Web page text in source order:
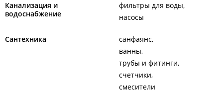
Канализация и
водоснабжение
фильтры для воды
насосы
Сантехника
санфаянс
ванны
трубы и фитинги
счетчики
смесители